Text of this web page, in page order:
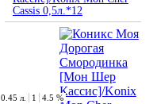
Cassis 0,5л.*12
0.45 л. 1 4.5 %